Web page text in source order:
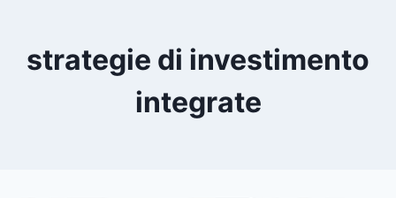
strategie di investimento
integrate